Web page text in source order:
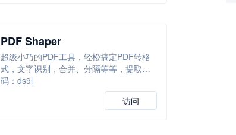
PDF Shaper
超级小巧的PDF工具，轻松搞定PDF转格
式，文字识别，合并、分隔等等，提取
码：ds9l
访问